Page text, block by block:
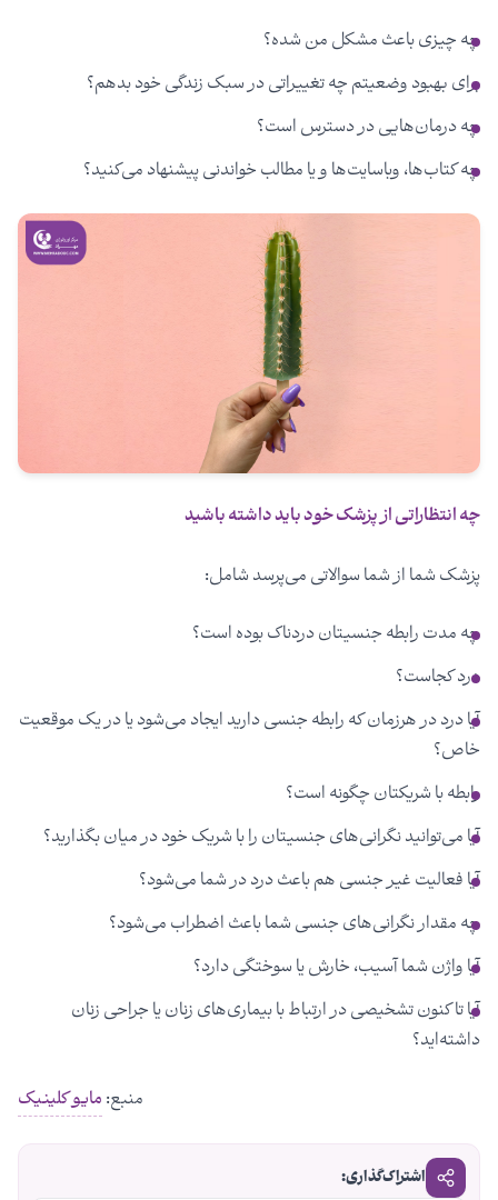
چه چیزی باعث مشکل من شده؟
برای بهبود وضعیتم چه تغییراتی در سبک زندگی خود بدهم؟
چه درمان‌هایی در دسترس است؟
چه کتاب‌ها، وباسایت‌ها و یا مطالب خواندنی پیشنهاد می‌کنید؟
چه انتظاراتی از پزشک خود باید داشته باشید
پزشک شما از شما سوالاتی می‌پرسد شامل:
چه مدت رابطه جنسیتان دردناک بوده است؟
درد کجاست؟
آیا درد در هرزمان که رابطه جنسی دارید ایجاد می‌شود یا در یک موقعیت
خاص؟
رابطه با شریکتان چگونه است؟
آیا می‌توانید نگرانی‌های جنسیتان را با شریک خود در میان بگذارید؟
آیا فعالیت غیر جنسی هم باعث درد در شما می‌شود؟
چه مقدار نگرانی‌های جنسی شما باعث اضطراب می‌شود؟
آیا واژن شما آسیب، خارش یا سوختگی دارد؟
آیا تا کنون تشخیصی در ارتباط با بیماری‌های زنان یا جراحی زنان
داشته‌اید؟
منبع:مایو کلینیک
اشتراک‌گذاری: